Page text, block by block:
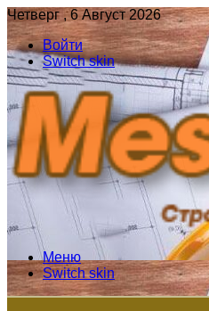
Четверг , 6 Август 2026
Войти
Switch skin
Меню
Switch skin